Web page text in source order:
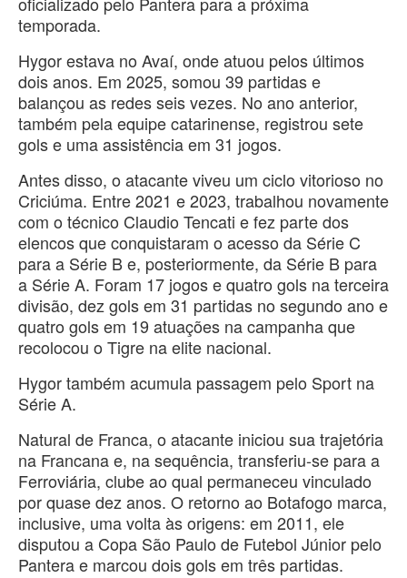
temporada.
Hygor estava no Avaí, onde atuou pelos últimos
dois anos. Em 2025, somou 39 partidas e
balançou as redes seis vezes. No ano anterior,
também pela equipe catarinense, registrou sete
gols e uma assistência em 31 jogos.
Antes disso, o atacante viveu um ciclo vitorioso no
Criciúma. Entre 2021 e 2023, trabalhou novamente
com o técnico Claudio Tencati e fez parte dos
elencos que conquistaram o acesso da Série C
para a Série B e, posteriormente, da Série B para
a Série A. Foram 17 jogos e quatro gols na terceira
divisão, dez gols em 31 partidas no segundo ano e
quatro gols em 19 atuações na campanha que
recolocou o Tigre na elite nacional.
Hygor também acumula passagem pelo Sport na
Série A.
Natural de Franca, o atacante iniciou sua trajetória
na Francana e, na sequência, transferiu-se para a
Ferroviária, clube ao qual permaneceu vinculado
por quase dez anos. O retorno ao Botafogo marca,
inclusive, uma volta às origens: em 2011, ele
disputou a Copa São Paulo de Futebol Júnior pelo
Pantera e marcou dois gols em três partidas.